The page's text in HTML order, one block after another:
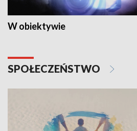
W obiektywie
SPOŁECZEŃSTWO